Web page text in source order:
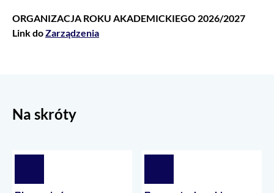
ORGANIZACJA ROKU AKADEMICKIEGO 2026/2027
Link doZarządzenia
Na skróty